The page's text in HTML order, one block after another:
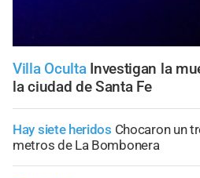
Villa Oculta Investigan la
la ciudad de Santa Fe
Hay siete heridos Chocaron un
metros de La Bombonera